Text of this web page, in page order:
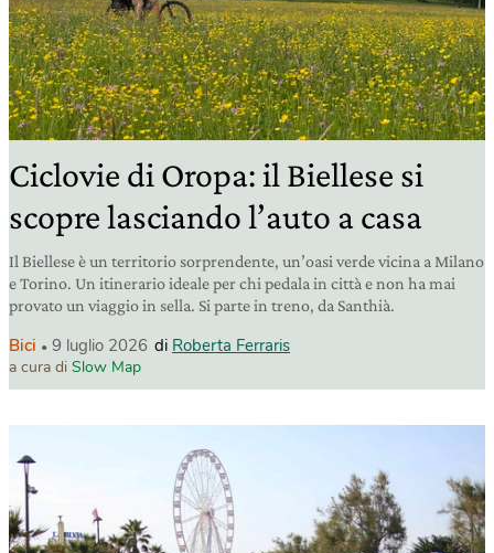
Ciclovie di Oropa: il Biellese si
scopre lasciando l’auto a casa
Il Biellese è un territorio sorprendente, un’oasi verde vicina a Milano
e Torino. Un itinerario ideale per chi pedala in città e non ha mai
provato un viaggio in sella. Si parte in treno, da Santhià.
Bici 9 luglio 2026 di Roberta Ferraris
a cura di Slow Map